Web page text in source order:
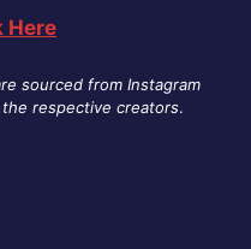
Here
sourced from Instagram
respective creators.